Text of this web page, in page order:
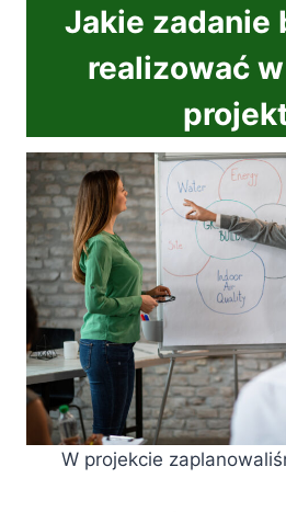
Jakie zadanie
realizować
W projekcie